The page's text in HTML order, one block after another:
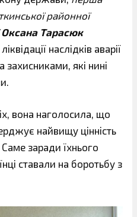
районної
Оксана Тарасюк
наслідків аварії
захисниками, які нині
вона наголосила, що
найвищу цінність
заради їхнього
ставали на боротьбу з